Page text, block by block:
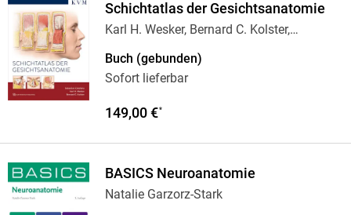
Schichtatlas der Gesichtsanatomie
Karl H. Wesker, Bernard C. Kolster,
Konstantin
Buch (gebunden)
Sofort lieferbar
149,00 €*
BASICS Neuroanatomie
Natalie Garzorz-Stark